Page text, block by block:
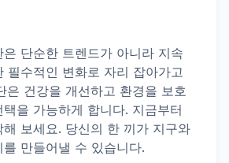
단순한 트렌드가 아니라 지속
필수적인 변화로 자리 잡아가고
은 건강을 개선하고 환경을 보호
을 가능하게 합니다. 지금부터
보세요. 당신의 한 끼가 지구와
만들어낼 수 있습니다.